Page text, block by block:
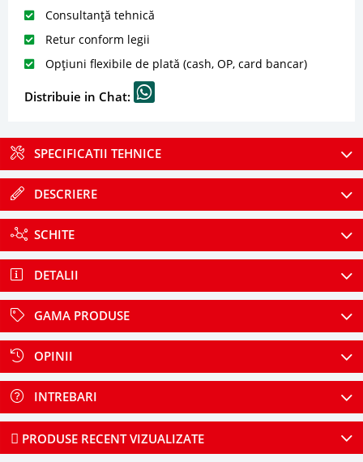
Consultanță tehnică
Retur conform legii
Opțiuni flexibile de plată (cash, OP, card bancar)
Distribuie in Chat:
SPECIFICATII TEHNICE
DESCRIERE
SCHITE
DETALII
GAMA PRODUSE
OPINII
INTREBARI
PRODUSE RECENT VIZUALIZATE